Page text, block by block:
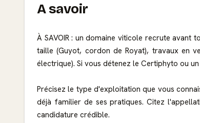
A savoir
À SAVOIR : un domaine viticole recrute
taille (Guyot, cordon de Royat), travaux en
électrique). Si vous détenez le Certiphyto ou
Précisez le type d'exploitation que vous
déjà familier de ses pratiques. Citez
candidature crédible.